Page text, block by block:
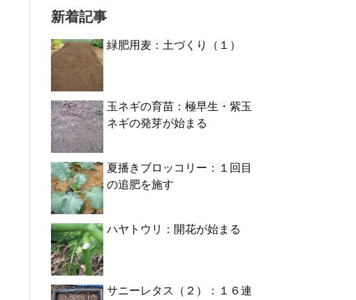
新着記事
緑肥用麦：土づくり（１）
玉ネギの育苗：極早生・紫玉
ネギの発芽が始まる
夏播きブロッコリー：１回目
の追肥を施す
ハヤトウリ：開花が始まる
サニーレタス（２）：１６連